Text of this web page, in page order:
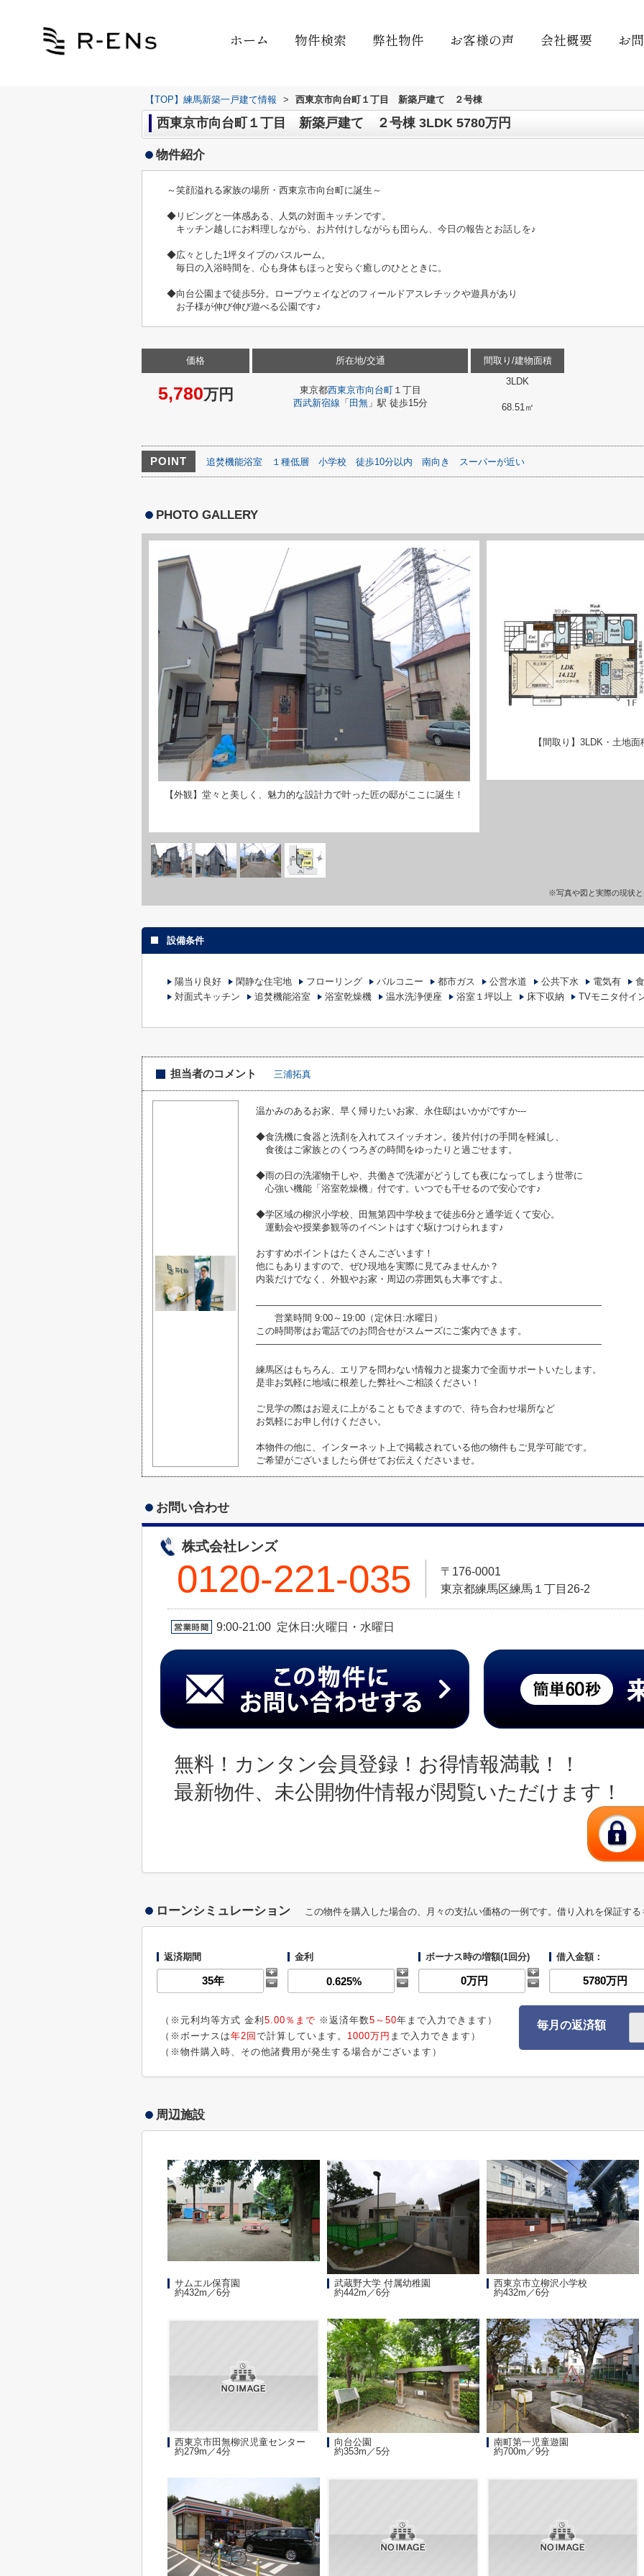
ホーム 物件検索 弊社物件 お客様の声 会社概要 お
【TOP】練馬新築一戸建て情報 > 西東京市向台町１丁目 新築戸建て ２号棟
西東京市向台町１丁目 新築戸建て ２号棟 3LDK 5780万円
物件紹介
～笑顔溢れる家族の場所・西東京市向台町に誕生～
◆リビングと一体感ある、人気の対面キッチンです。
キッチン越しにお料理しながら、お片付けしながらも団らん、今日の報告とお話しを♪
◆広々とした1坪タイプのバスルーム。
毎日の入浴時間を、心も身体もほっと安らぐ癒しのひとときに。
◆向台公園まで徒歩5分。ロープウェイなどのフィールドアスレチックや遊具があり
お子様が伸び伸び遊べる公園です♪
価格
5,780万円
所在地/交通
東京都西東京市向台町１丁目
西武新宿線 「 田無」駅 徒歩15分
間取り/建物面積
3LDK
68.51㎡
POINT 追焚機能浴室 １種低層 小学校 徒歩10分以内 南向き スーパーが近い
PHOTO GALLERY
【外観】堂々と美しく、魅力的な設計力で叶った匠の邸がここに誕生！
【間取り】3LDK・土地
※写真や図と実際の現状
設備条件
陽当り良好 閑静な住宅地 フローリング バルコニー 都市ガス 公営水道 公共下水 電気有
対面式キッチン
追焚機能浴室 浴室乾燥機 温水洗浄便座 浴室１坪以上 床下収納 TVモニタ付イ
担当者のコメント 三浦拓真
温かみのあるお家、早く帰りたいお家、永住邸はいかがですか---
◆食洗機に食器と洗剤を入れてスイッチオン。後片付けの手間を軽減し、
食後はご家族とのくつろぎの時間をゆったりと過ごせます。
◆雨の日の洗濯物干しや、共働きで洗濯がどうしても夜になってしまう世帯に
心強い機能「浴室乾燥機」付です。いつでも干せるので安心です♪
◆学区域の柳沢小学校、田無第四中学校まで徒歩6分と通学近くて安心。
運動会や授業参観等のイベントはすぐ駆けつけられます♪
おすすめポイントはたくさんございます！
他にもありますので、ぜひ現地を実際に見てみませんか？
内装だけでなく、外観やお家・周辺の雰囲気も大事ですよ。
―――――――――――――――――――――――――――――――――――――
営業時間 9:00～19:00（定休日:水曜日）
この時間帯はお電話でのお問合せがスムーズにご案内できます。
―――――――――――――――――――――――――――――――――――――
練馬区はもちろん、エリアを問わない情報力と提案力で全面サポートいたします。
是非お気軽に地域に根差した弊社へご相談ください！
ご見学の際はお迎えに上がることもできますので、待ち合わせ場所など
お気軽にお申し付けください。
本物件の他に、インターネット上で掲載されている他の物件もご見学可能です。
ご希望がございましたら併せてお伝えくださいませ。
お問い合わせ
株式会社レンズ
0120-221-035
〒176-0001
東京都練馬区練馬１丁目26-2
9:00-21:00 定休日:火曜日・水曜日
無料！カンタン会員登録！お得情報満載！！
最新物件、未公開物件情報が閲覧いただけます！
ローンシミュレーション この物件を購入した場合の、月々の支払い価格の一例です。借り入れを保証す
返済期間 金利 ボーナス時の増額(1回分) 借入金額：
（※元利均等方式 金利 5.00％まで ※返済年数5～50年まで入力できます）
（※ボーナスは年2回 で計算しています。 1000万円 まで入力できます）
（※物件購入時、その他諸費用が発生する場合がございます）
毎月の返済額
周辺施設
サムエル保育園
約432m／6分
武蔵野大学 付属幼稚園
約442m／6分
西東京市立柳沢小学校
約432m／6分
西東京市田無柳沢児童センター
約279m／4分
向台公園
約353m／5分
南町第一児童遊園
約700m／9分